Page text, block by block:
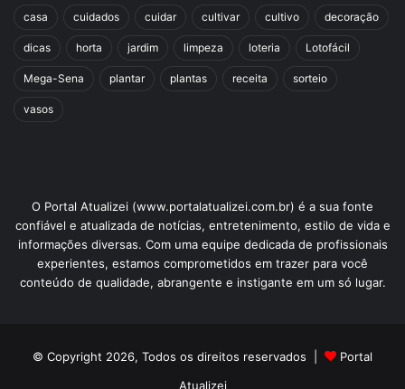
casa cuidados cuidar cultivar cultivo decoração
dicas horta jardim limpeza loteria Lotofácil
Mega-Sena plantar plantas receita sorteio
vasos
O Portal Atualizei (www.portalatualizei.com.br) é a sua fonte
confiável e atualizada de notícias, entretenimento, estilo de vida e
informações diversas. Com uma equipe dedicada de profissionais
experientes, estamos comprometidos em trazer para você
conteúdo de qualidade, abrangente e instigante em um só lugar.
© Copyright 2026, Todos os direitos reservados |
Portal
Atualizei